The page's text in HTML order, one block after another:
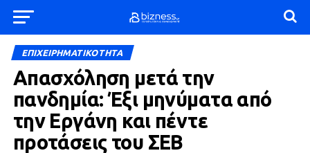
ΕΠΙΧΕΙΡΗΜΑΤΙΚΟΤΗΤΑ
Απασχόληση μετά την
πανδημία: Έξι μηνύματα από
την Εργάνη και πέντε
προτάσεις του ΣΕΒ